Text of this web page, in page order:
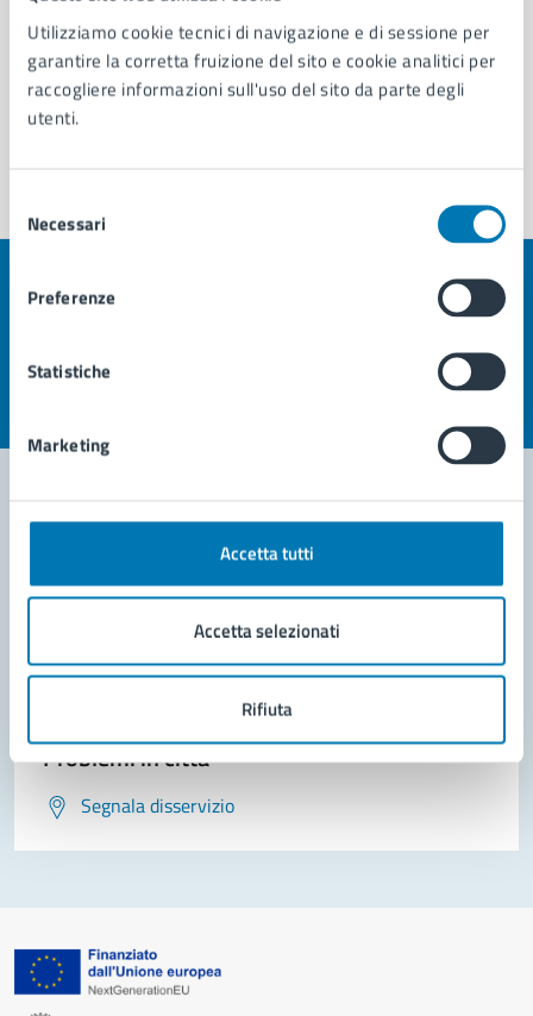
Utilizziamo cookie tecnici di navigazione e di sessione per
garantire la corretta fruizione del sito e cookie analitici per
raccogliere informazioni sull'uso del sito da parte degli
utenti.
delNecessari
Preferenze
Statistiche
Marketing
Accetta tutti
Accetta selezionati
Rifiuta
Vedi altri 6
Quanto sono chiare le informazioni su questa
Valuta la chiarezza delle informazioni (da 1 a 5 stelle)
Seleziona il numero di stelle per valutare la chiarezza delle
Contatta il comune
Leggi le domande frequenti
Richiedi assistenza
Prenota appuntamento
Problemi in città
Segnala disservizio